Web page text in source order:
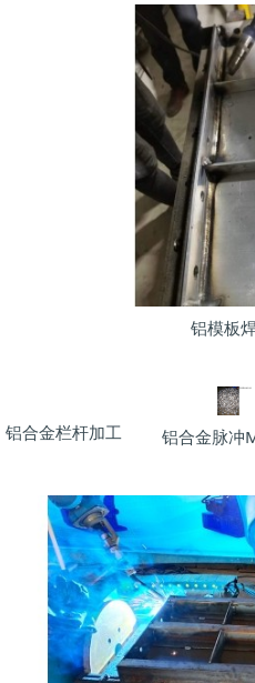
铝模板
铝合金栏杆加工 铝合金脉冲